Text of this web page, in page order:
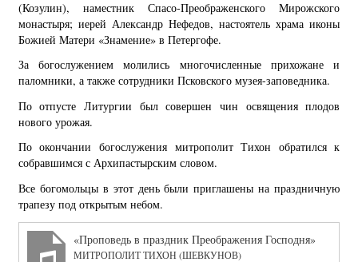
(Козулин), наместник Спасо-Преображенского Мирожского
монастыря; иерей Александр Нефедов, настоятель храма иконы
Божией Матери «Знамение» в Петергофе.
За богослужением молились многочисленные прихожане и
паломники, а также сотрудники Псковского музея-заповедника.
По отпусте Литургии был совершен чин освящения плодов
нового урожая.
По окончании богослужения митрополит Тихон обратился к
собравшимся с Архипастырским словом.
Все богомольцы в этот день были приглашены на праздничную
трапезу под открытым небом.
«Проповедь в праздник Преображения Господня»
МИТРОПОЛИТ ТИХОН (ШЕВКУНОВ)